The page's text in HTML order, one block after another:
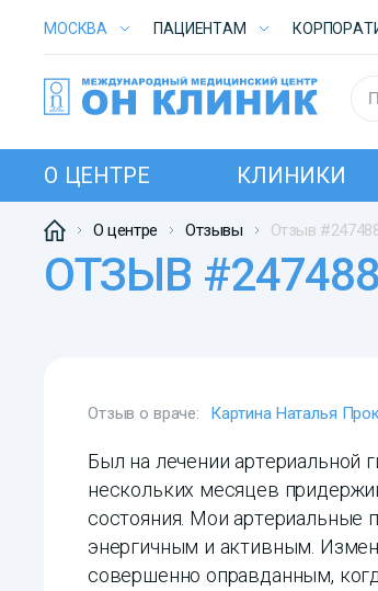
МОСКВА ПАЦИЕНТАМ
О ЦЕНТРЕ КЛИНИКИ
О центре Отзывы Отзыв
ОТЗЫВ #247488
Отзыв о враче: Картина Наталья
Был на лечении артериальной
нескольких месяцев
состояния. Мои артериальные
энергичным и активным.
совершенно оправданным,